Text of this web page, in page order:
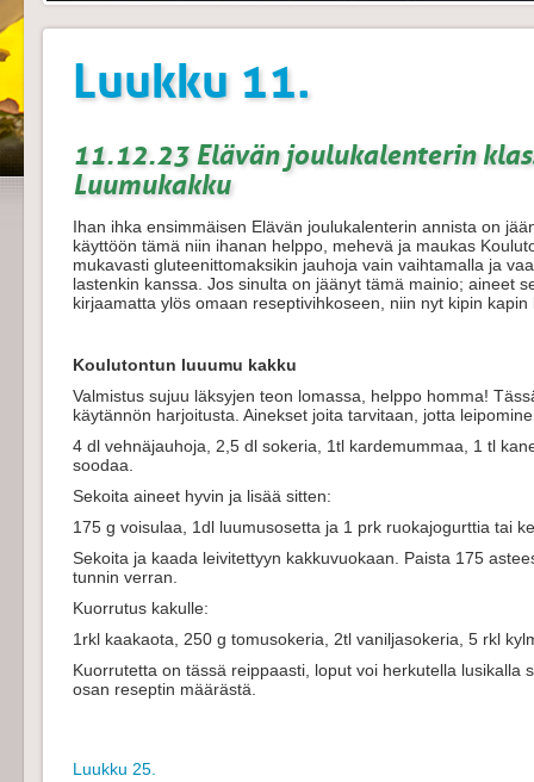
Luukku 11.
11.12.23 Elävän joulukalenterin
Luumukakku
Ihan ihka ensimmäisen Elävän joulukalenterin annista on
käyttöön tämä niin ihanan helppo, mehevä ja maukas
mukavasti gluteenittomaksikin jauhoja vain vaihtamalla ja
lastenkin kanssa. Jos sinulta on jäänyt tämä mainio; aineet
kirjaamatta ylös omaan reseptivihkoseen, niin nyt kipin kapin
Koulutontun luuumu kakku
Valmistus sujuu läksyjen teon lomassa, helppo homma!
käytännön harjoitusta. Ainekset joita tarvitaan, jotta
4 dl vehnäjauhoja, 2,5 dl sokeria, 1tl kardemummaa, 1 tl
soodaa.
Sekoita aineet hyvin ja lisää sitten:
175 g voisulaa, 1dl luumusosetta ja 1 prk ruokajogurttia tai
Sekoita ja kaada leivitettyyn kakkuvuokaan. Paista 175
tunnin verran.
Kuorrutus kakulle:
1rkl kaakaota, 250 g tomusokeria, 2tl vaniljasokeria, 5 rkl
Kuorrutetta on tässä reippaasti, loput voi herkutella lusikalla
osan reseptin määrästä.
Luukku 25.